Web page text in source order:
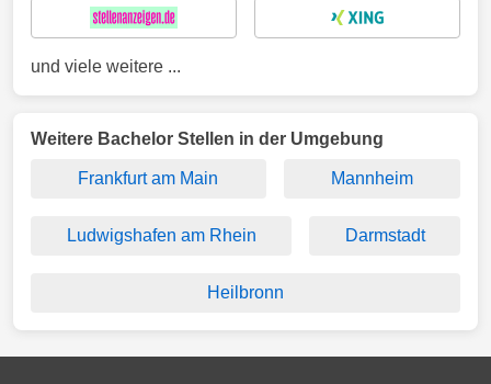
und viele weitere ...
Weitere Bachelor Stellen in der Umgebung
Frankfurt am Main Mannheim
Ludwigshafen am Rhein Darmstadt
Heilbronn